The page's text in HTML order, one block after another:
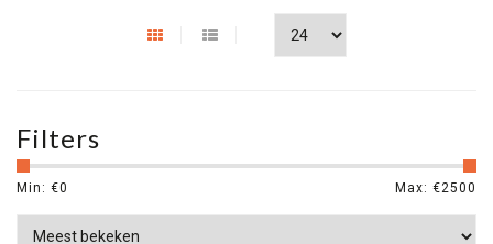
Filters
Min: €0 Max: €2500